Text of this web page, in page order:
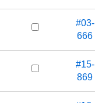
#03-
666
#15-
869